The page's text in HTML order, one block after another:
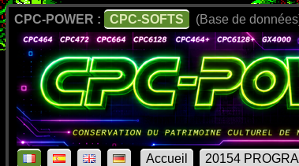
CPC-POWER : CPC-SOFTS (Base de
Accueil 20154